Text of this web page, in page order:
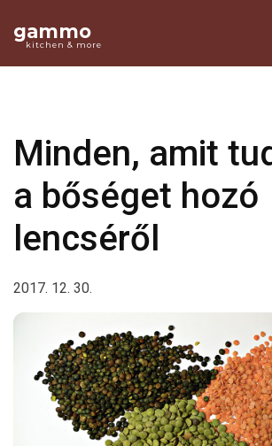
gammo
kitchen & more
Minden, amit
a bőséget hozó
lencséről
2017. 12. 30.